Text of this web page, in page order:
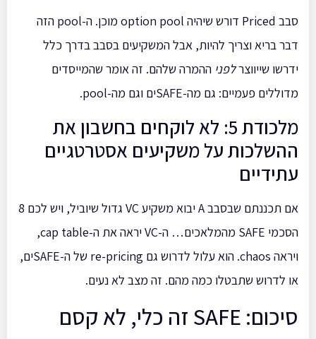
סבב Priced דורש שיהיה option pool מוכן. ה-pool הזה
דבר בריא וצריך להיות, אבל המשקיעים בסבב בדרך כלל
ידרשו שייווצרלפני ההמרה שלהם. זה אומר שהמייסדים
מדוללים פעמיים: גם מה-SAFEים וגם מה-pool.
מלכודת 5: לא לוקחים בחשבון את
ההשלכות על משקיעים אסטרטגיים
עתידיים
אם תכננתם שבסבב A יבוא משקיע VC גדול שיוביל, ויש לכם 8
הסכמי SAFE מהמלאכים… ה-VC יראה את ה-cap table,
ויראה chaos. הוא עלול לדרוש גם re-pricing של ה-SAFEים,
או לדרוש שתבטלו כמה מהם. זה מצב לא נעים.
סיכום: SAFE זה כלי, לא קסם